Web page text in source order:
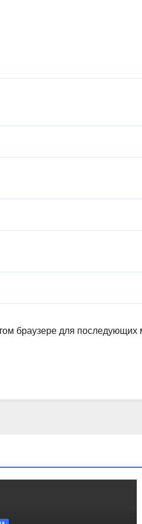
браузере для последующих